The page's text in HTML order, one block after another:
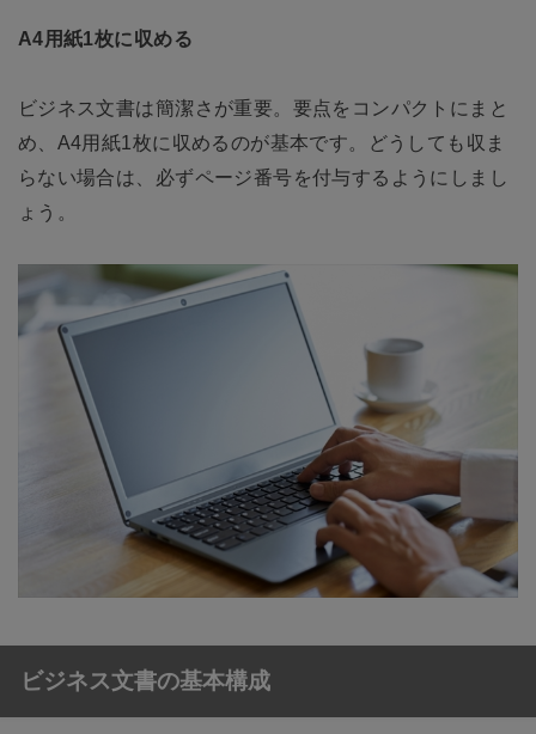
A4用紙1枚に収める
ビジネス文書は簡潔さが重要。要点をコンパクトにまと
め、A4用紙1枚に収めるのが基本です。どうしても収ま
らない場合は、必ずページ番号を付与するようにしまし
ょう。
ビジネス文書の基本構成